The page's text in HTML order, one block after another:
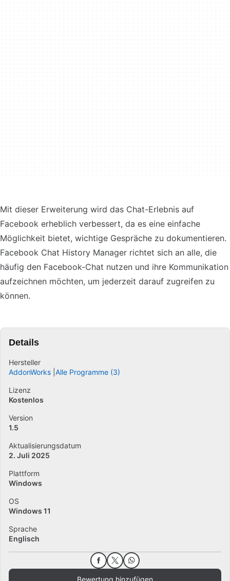
Mit dieser Erweiterung wird das Chat-Erlebnis auf
Facebook erheblich verbessert, da es eine einfache
Möglichkeit bietet, wichtige Gespräche zu dokumentieren.
Facebook Chat History Manager richtet sich an alle, die
häufig den Facebook-Chat nutzen und ihre Kommunikation
aufzeichnen möchten, um jederzeit darauf zugreifen zu
können.
Details
Hersteller
AddonWorks Alle Programme (3)
Lizenz
Kostenlos
Version
1.5
Aktualisierungsdatum
2. Juli 2025
Plattform
Windows
OS
Windows 11
Sprache
Englisch
Bewertung hinzufügen